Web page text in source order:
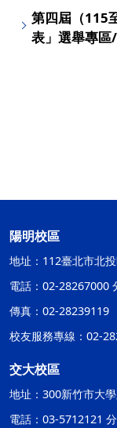
第四屆（115
表」選舉專區
陽明校區
地址：112臺北市北
電話：02-28267000
傳真：02-28239119
校友服務專線：02-
交大校區
地址：300新竹市大
電話：03-5712121